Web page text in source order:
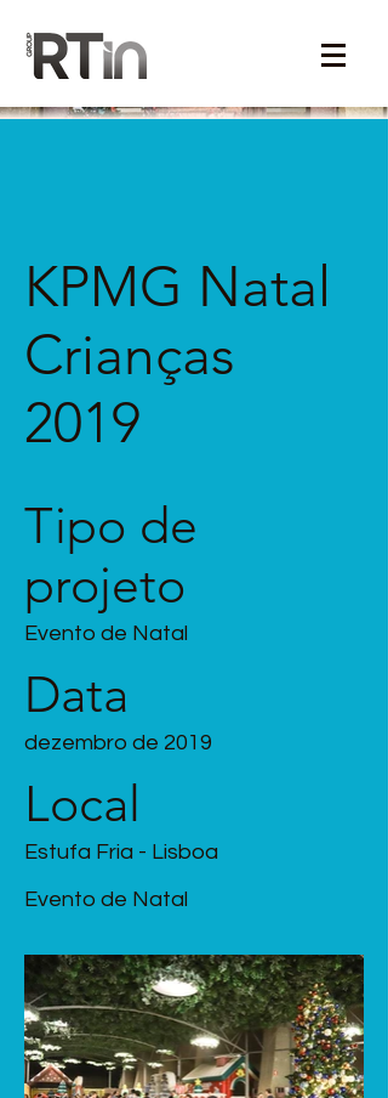
KPMG Natal
Crianças
2019
Tipo de
projeto
Evento de Natal
Data
dezembro de 2019
Local
Estufa Fria - Lisboa
Evento de Natal